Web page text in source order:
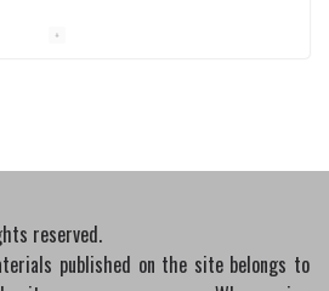
reserved.
published on the site belongs to